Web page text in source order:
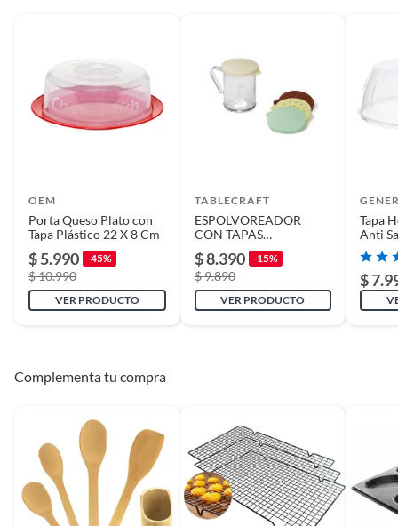
OEM
Porta Queso Plato con
Tapa Plástico 22 X 8 Cm
$ 5.990 -45%
$ 10.990
VER PRODUCTO
TABLECRAFT
ESPOLVOREADOR
CON TAPAS
INTERCAMBIABLES
TABLECRAFT
$ 8.390 -15%
$ 9.890
VER PRODUCTO
Tapa
Anti
$
Complementa tu compra